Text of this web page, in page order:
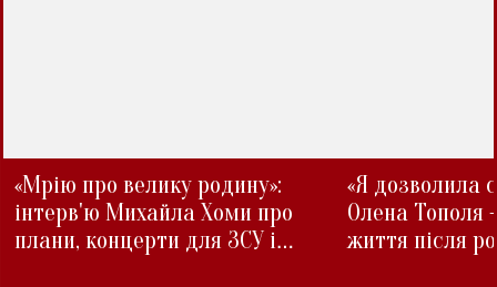
«Мрію про велику родину»:
інтерв'ю Михайла Хоми про
плани, концерти для ЗСУ і
«Я дозволила
Олена Тополя
життя після